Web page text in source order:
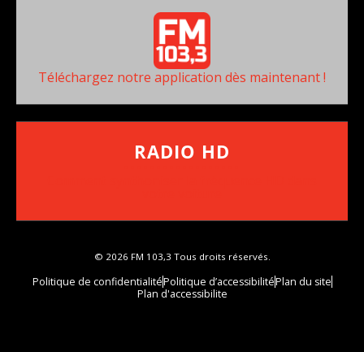
Téléchargez notre application dès maintenant !
RADIO HD
© 2026 FM 103,3 Tous droits réservés.
Politique de confidentialitéPolitique d’accessibilitéPlan du site
Plan d'accessibilite